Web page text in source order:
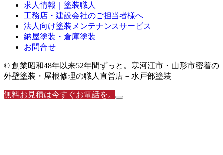
求人情報｜塗装職人
工務店・建設会社のご担当者様へ
法人向け塗装メンテナンスサービス
納屋塗装・倉庫塗装
お問合せ
© 創業昭和48年以来52年間ずっと。寒河江市・山形市密着の
外壁塗装・屋根修理の職人直営店－水戸部塗装
無料お見積は今すぐお電話を。